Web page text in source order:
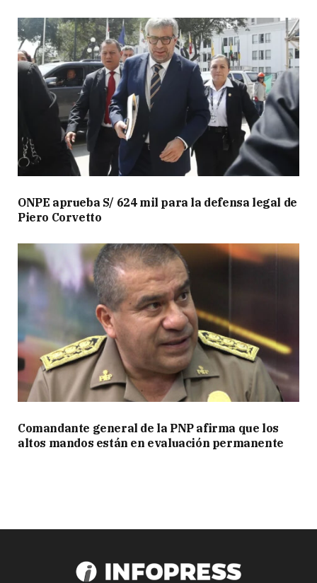
ONPE aprueba S/ 624 mil para la defensa legal de
Piero Corvetto
Comandante general de la PNP afirma que los
altos mandos están en evaluación permanente